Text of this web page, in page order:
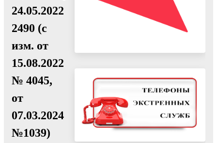
24.05.2022
2490 (с
изм. от
15.08.2022
№ 4045,
от
07.03.2024
№1039)